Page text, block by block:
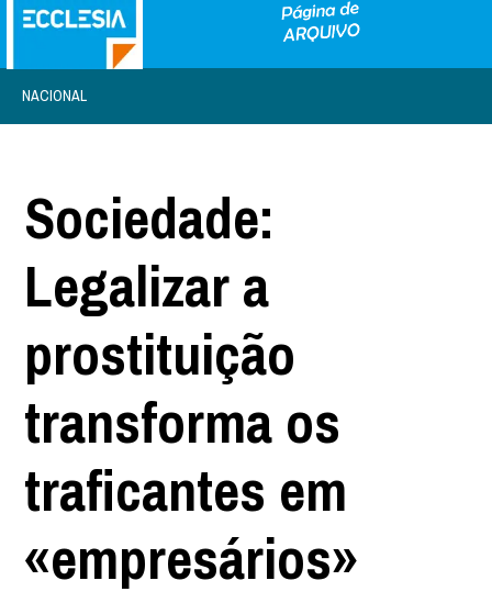
NACIONAL
Sociedade:
Legalizar a
prostituição
transforma os
traficantes em
«empresários»